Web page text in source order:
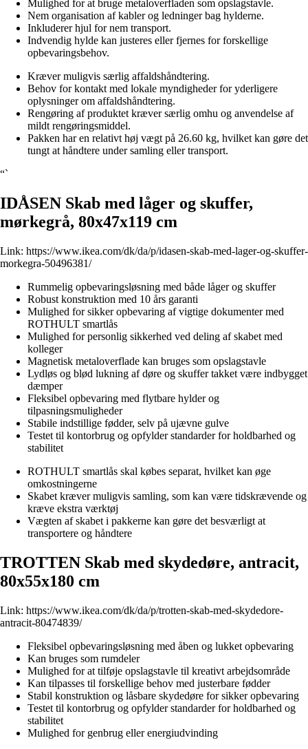
Mulighed for at bruge metaloverfladen som opslagstavle.
Nem organisation af kabler og ledninger bag hylderne.
Inkluderer hjul for nem transport.
Indvendig hylde kan justeres eller fjernes for forskellige
opbevaringsbehov.
Kræver muligvis særlig affaldshåndtering.
Behov for kontakt med lokale myndigheder for yderligere
oplysninger om affaldshåndtering.
Rengøring af produktet kræver særlig omhu og anvendelse af
mildt rengøringsmiddel.
Pakken har en relativt høj vægt på 26.60 kg, hvilket kan gøre det
tungt at håndtere under samling eller transport.
“`
IDÅSEN Skab med låger og skuffer,
mørkegrå, 80x47x119 cm
Link: https://www.ikea.com/dk/da/p/idasen-skab-med-lager-og-skuffer-
morkegra-50496381/
Rummelig opbevaringsløsning med både låger og skuffer
Robust konstruktion med 10 års garanti
Mulighed for sikker opbevaring af vigtige dokumenter med
ROTHULT smartlås
Mulighed for personlig sikkerhed ved deling af skabet med
kolleger
Magnetisk metaloverflade kan bruges som opslagstavle
Lydløs og blød lukning af døre og skuffer takket være indbygget
dæmper
Fleksibel opbevaring med flytbare hylder og
tilpasningsmuligheder
Stabile indstillige fødder, selv på ujævne gulve
Testet til kontorbrug og opfylder standarder for holdbarhed og
stabilitet
ROTHULT smartlås skal købes separat, hvilket kan øge
omkostningerne
Skabet kræver muligvis samling, som kan være tidskrævende og
kræve ekstra værktøj
Vægten af skabet i pakkerne kan gøre det besværligt at
transportere og håndtere
TROTTEN Skab med skydedøre, antracit,
80x55x180 cm
Link: https://www.ikea.com/dk/da/p/trotten-skab-med-skydedore-
antracit-80474839/
Fleksibel opbevaringsløsning med åben og lukket opbevaring
Kan bruges som rumdeler
Mulighed for at tilføje opslagstavle til kreativt arbejdsområde
Kan tilpasses til forskellige behov med justerbare fødder
Stabil konstruktion og låsbare skydedøre for sikker opbevaring
Testet til kontorbrug og opfylder standarder for holdbarhed og
stabilitet
Mulighed for genbrug eller energiudvinding